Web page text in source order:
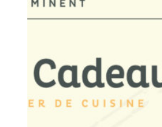
Ticket